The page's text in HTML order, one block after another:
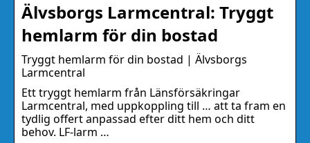
Älvsborgs Larmcentral: Tryggt
hemlarm för din bostad
Tryggt hemlarm för din bostad | Älvsborgs
Larmcentral
Ett tryggt hemlarm från Länsförsäkringar
Larmcentral, med uppkoppling till … att ta fram en
tydlig offert anpassad efter ditt hem och ditt
behov. LF-larm …